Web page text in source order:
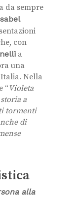
da sempre
con
a
una
Nella
“Violeta
a
tormenti
di
alla